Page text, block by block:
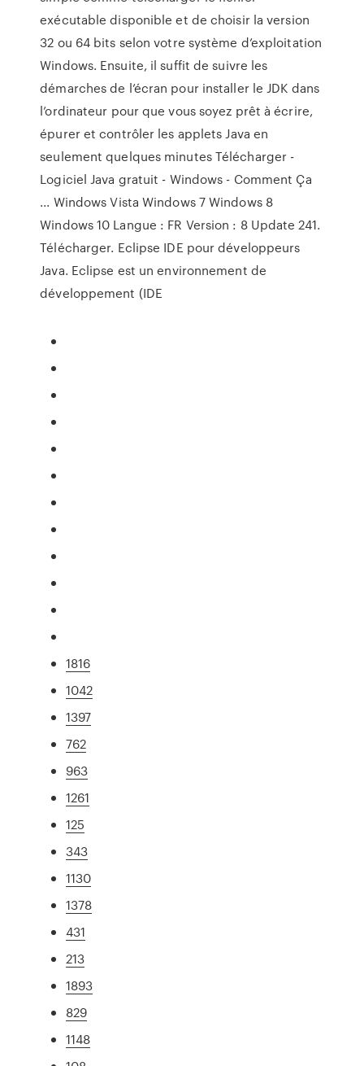
exécutable disponible et de choisir la version
32 ou 64 bits selon votre système d’exploitation
Windows. Ensuite, il suffit de suivre les
démarches de l’écran pour installer le JDK dans
l’ordinateur pour que vous soyez prêt à écrire,
épurer et contrôler les applets Java en
seulement quelques minutes Télécharger -
Logiciel Java gratuit - Windows - Comment Ça
... Windows Vista Windows 7 Windows 8
Windows 10 Langue : FR Version : 8 Update 241.
Télécharger. Eclipse IDE pour développeurs
Java. Eclipse est un environnement de
développement (IDE
1816
1042
1397
762
963
1261
125
343
1130
1378
431
213
1893
829
1148